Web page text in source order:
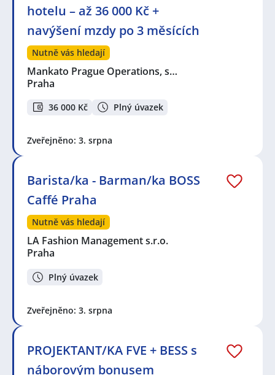
hotelu – až 36 000 Kč +
navýšení mzdy po 3 měsících
Nutně vás hledají
Mankato Prague Operations, s…
Praha
36 000 Kč Plný úvazek
Zveřejněno: 3. srpna
Barista/ka - Barman/ka BOSS
Caffé Praha
Nutně vás hledají
LA Fashion Management s.r.o.
Praha
Plný úvazek
Zveřejněno: 3. srpna
PROJEKTANT/KA FVE + BESS s
náborovým bonusem